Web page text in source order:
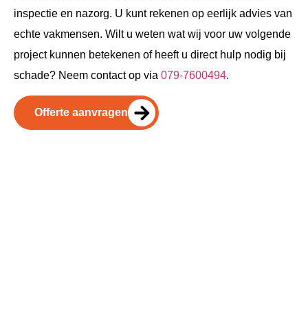
inspectie en nazorg. U kunt rekenen op eerlijk advies van
echte vakmensen. Wilt u weten wat wij voor uw volgende
project kunnen betekenen of heeft u direct hulp nodig bij
schade? Neem contact op via 079-7600494.
Offerte aanvragen